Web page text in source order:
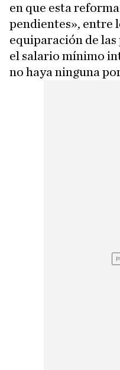
en que esta
pendientes», entre
equiparación de las
el salario mínimo
no haya ninguna